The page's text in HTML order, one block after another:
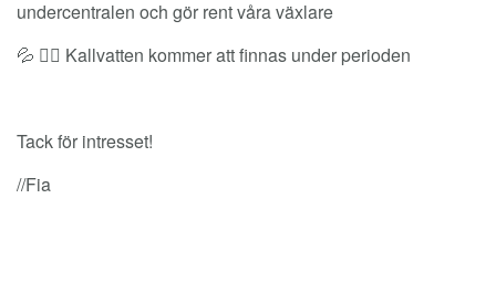
undercentralen och gör rent våra växlare
💦 👉🏼 Kallvatten kommer att finnas under perioden
Tack för intresset!
//Fia